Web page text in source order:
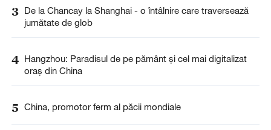
3 De la Chancay la Shanghai - o întâlnire care traversează
jumătate de glob
4 Hangzhou: Paradisul de pe pământ și cel mai digitalizat
oraș din China
5 China, promotor ferm al păcii mondiale